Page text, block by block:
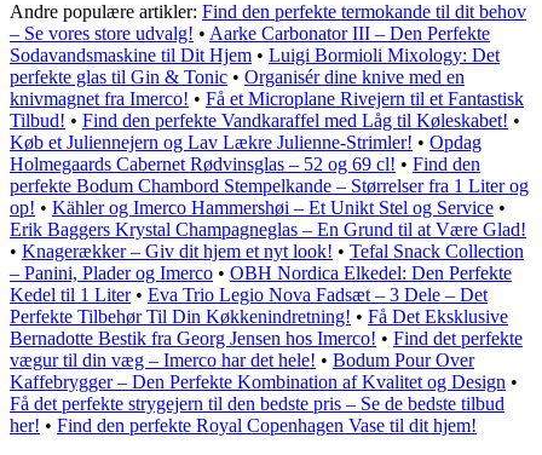
Andre populære artikler: Find den perfekte termokande til dit behov
– Se vores store udvalg! • Aarke Carbonator III – Den Perfekte
Sodavandsmaskine til Dit Hjem • Luigi Bormioli Mixology: Det
perfekte glas til Gin & Tonic • Organisér dine knive med en
knivmagnet fra Imerco! • Få et Microplane Rivejern til et Fantastisk
Tilbud! • Find den perfekte Vandkaraffel med Låg til Køleskabet! •
Køb et Juliennejern og Lav Lækre Julienne-Strimler! • Opdag
Holmegaards Cabernet Rødvinsglas – 52 og 69 cl! • Find den
perfekte Bodum Chambord Stempelkande – Størrelser fra 1 Liter og
op! • Kähler og Imerco Hammershøi – Et Unikt Stel og Service •
Erik Baggers Krystal Champagneglas – En Grund til at Være Glad!
• Knagerækker – Giv dit hjem et nyt look! • Tefal Snack Collection
– Panini, Plader og Imerco • OBH Nordica Elkedel: Den Perfekte
Kedel til 1 Liter• Eva Trio Legio Nova Fadsæt – 3 Dele – Det
Perfekte Tilbehør Til Din Køkkenindretning! • Få Det Eksklusive
Bernadotte Bestik fra Georg Jensen hos Imerco! • Find det perfekte
vægur til din væg – Imerco har det hele! • Bodum Pour Over
Kaffebrygger – Den Perfekte Kombination af Kvalitet og Design •
Få det perfekte strygejern til den bedste pris – Se de bedste tilbud
her! • Find den perfekte Royal Copenhagen Vase til dit hjem!